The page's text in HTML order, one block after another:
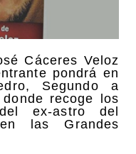
Cáceres Veloz
pondrá en
Segundo a
recoge los
ex-astro del
las Grandes